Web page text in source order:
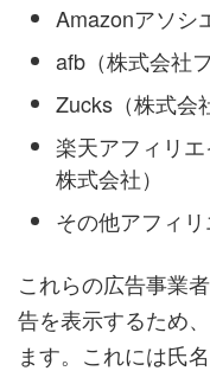
Amazonアソシ
afb（株式会社
Zucks（株式会
楽天アフィリ
株式会社）
その他アフィ
これらの広告事業
告を表示するため
ます。これには氏